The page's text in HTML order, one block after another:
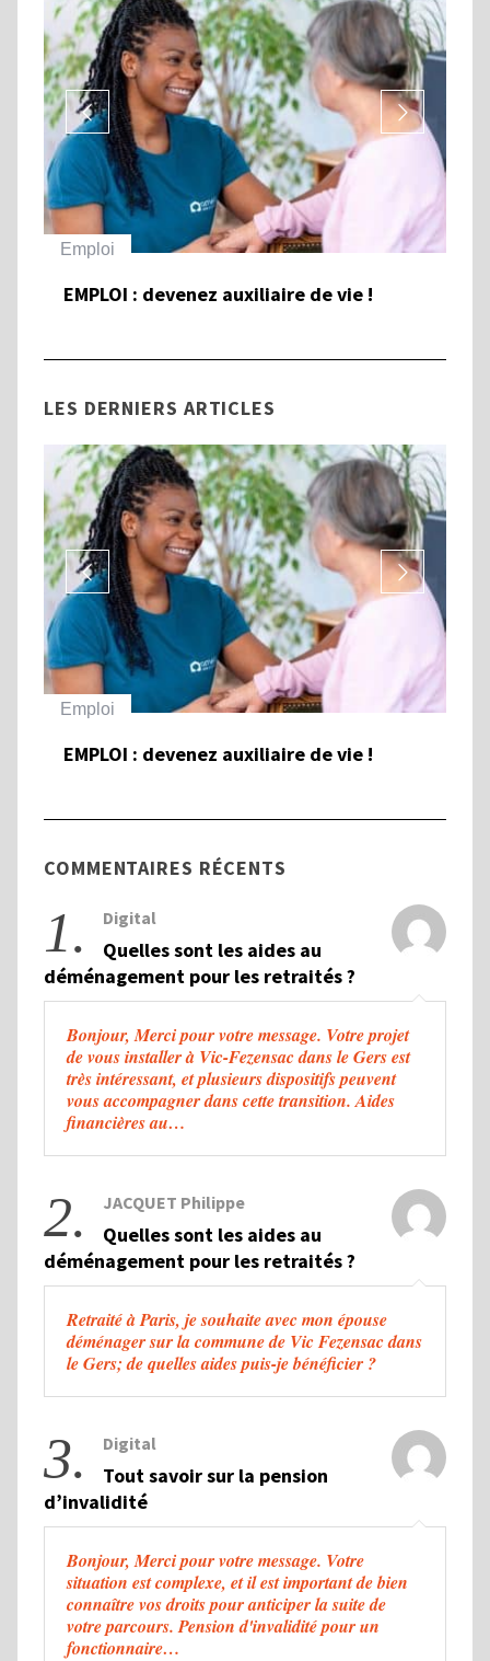
Emploi
EMPLOI : devenez auxiliaire de vie !
LES DERNIERS ARTICLES
Emploi
EMPLOI : devenez auxiliaire de vie !
COMMENTAIRES RÉCENTS
1. Digital
Quelles sont les aides au
déménagement pour les retraités ?
Bonjour, Merci pour votre message. Votre projet
de vous installer à Vic-Fezensac dans le Gers est
très intéressant, et plusieurs dispositifs peuvent
vous accompagner dans cette transition. Aides
financières au…
2. JACQUET Philippe
Quelles sont les aides au
déménagement pour les retraités ?
Retraité à Paris, je souhaite avec mon épouse
déménager sur la commune de Vic Fezensac dans
le Gers; de quelles aides puis-je bénéficier ?
3. Digital
Tout savoir sur la pension
d’invalidité
Bonjour, Merci pour votre message. Votre
situation est complexe, et il est important de bien
connaître vos droits pour anticiper la suite de
votre parcours. Pension d'invalidité pour un
fonctionnaire…